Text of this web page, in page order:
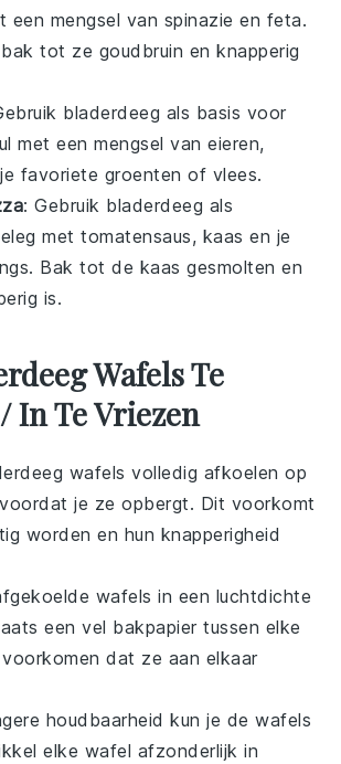
een mengsel van spinazie en feta.
tot ze goudbruin en knapperig
bladerdeeg als basis voor
met een mengsel vaneieren,
favoriete groenten of vlees.
: Gebruik bladerdeeg als
mettomatensaus, kaas en je
Bak tot de kaas gesmolten en
is.
Wafels Te
In Te Vriezen
wafels volledig afkoelen op
je ze opbergt. Dit voorkomt
worden en hun knapperigheid
wafels in een luchtdichte
een vel bakpapier tussen elke
dat ze aan elkaar
houdbaarheid kun je de wafels
elke wafel afzonderlijk in